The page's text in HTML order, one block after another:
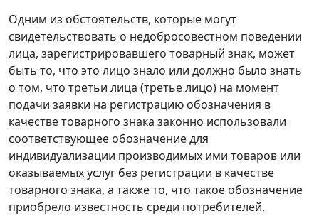
Одним из обстоятельств, которые могут
свидетельствовать о недобросовестном поведении
лица, зарегистрировавшего товарный знак, может
быть то, что это лицо знало или должно было знать
о том, что третьи лица (третье лицо) на момент
подачи заявки на регистрацию обозначения в
качестве товарного знака законно использовали
соответствующее обозначение для
индивидуализации производимых ими товаров или
оказываемых услуг без регистрации в качестве
товарного знака, а также то, что такое обозначение
приобрело известность среди потребителей.